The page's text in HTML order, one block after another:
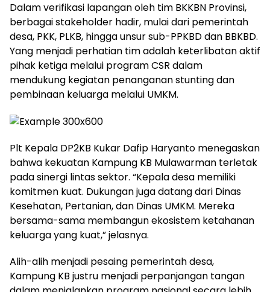
Dalam verifikasi lapangan oleh tim BKKBN Provinsi,
berbagai stakeholder hadir, mulai dari pemerintah
desa, PKK, PLKB, hingga unsur sub-PPKBD dan BBKBD.
Yang menjadi perhatian tim adalah keterlibatan aktif
pihak ketiga melalui program CSR dalam
mendukung kegiatan penanganan stunting dan
pembinaan keluarga melalui UMKM.
Plt Kepala DP2KB Kukar Dafip Haryanto menegaskan
bahwa kekuatan Kampung KB Mulawarman terletak
pada sinergi lintas sektor. “Kepala desa memiliki
komitmen kuat. Dukungan juga datang dari Dinas
Kesehatan, Pertanian, dan Dinas UMKM. Mereka
bersama-sama membangun ekosistem ketahanan
keluarga yang kuat,” jelasnya.
Alih-alih menjadi pesaing pemerintah desa,
Kampung KB justru menjadi perpanjangan tangan